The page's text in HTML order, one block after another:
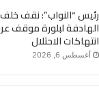
رئيس “النواب”: نقف
الهادفة لبلورة موقف
انتهاكات الاحتلال
أغسطس 6, 2026